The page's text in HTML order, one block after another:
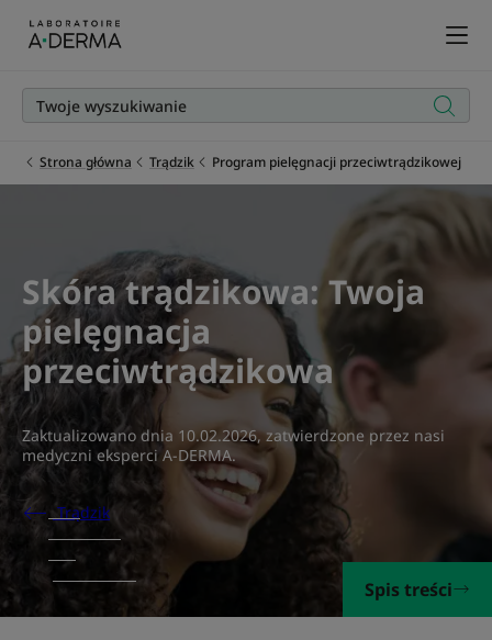
Strona główna Trądzik Program pielęgnacji przeciwtrądzikowej
Skóra trądzikowa: Twoja
pielęgnacja
przeciwtrądzikowa
Zaktualizowano dnia 10.02.2026, zatwierdzone przez nasi
medyczni eksperci A-DERMA.
Trądzik
Spis treści